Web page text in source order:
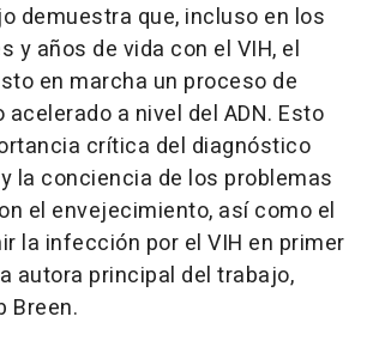
demuestra que, incluso en los
y años de vida con el VIH, el
en marcha un proceso de
a nivel del ADN. Esto
crítica del diagnóstico
la conciencia de los problemas
el envejecimiento, así como el
la infección por el VIH en primer
autora principal del trabajo,
Breen.